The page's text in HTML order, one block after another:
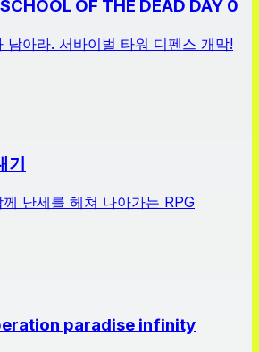
OF THE DEAD DAY 0
남아라. 서바이벌 타워 디펜스 개막!
난세를 헤쳐 나아가는 RPG
paradise infinity